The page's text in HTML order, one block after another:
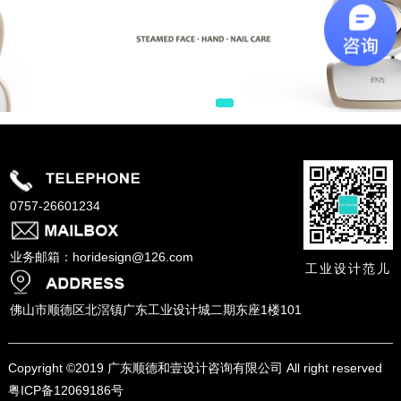
0757-26601234
业务邮箱：horidesign@126.com
佛山市顺德区北滘镇广东工业设计城二期东座1楼101
Copyright ©2019 广东顺德和壹设计咨询有限公司 All right reserved
粤ICP备12069186号
工业设计范儿